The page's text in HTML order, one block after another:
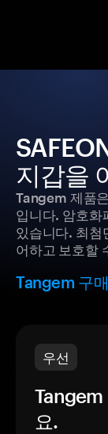
지갑을
Tangem 제품
입니다. 암호화
있습니다. 최첨
어하고 보호할
Tangem 구
우선
Tangem
요.